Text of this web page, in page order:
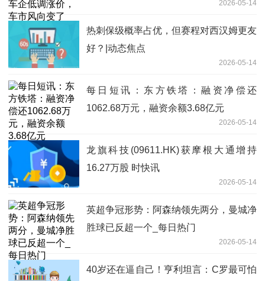
2026-05-14
热刺保级概率占优，但赛程对西汉姆更友
好？|动态焦点
2026-05-14
每日短讯：东方铁塔：融资净偿还
1062.68万元，融资余额3.68亿元
2026-05-14
龙旗科技(09611.HK)获摩根大通增持
16.27万股 时快讯
2026-05-14
英超争冠形势：阿森纳领先两分，曼城净
胜球已反超一个_每日热门
2026-05-14
40岁还在逼自己！亨利坦言：C罗最可怕